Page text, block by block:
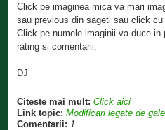
Click pe imaginea mica va mari
sau previous din sageti sau click cu
Click pe numele imaginii va duce in
rating si comentarii.
DJ
Citeste mai mult: Click aici
Link topic: Modificari legate de
Comentarii: 1